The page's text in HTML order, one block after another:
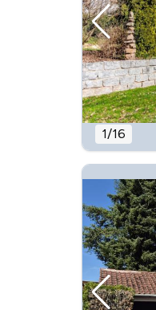
1/16